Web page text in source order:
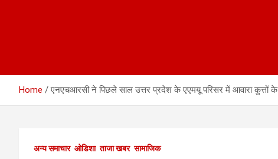
Home एनएचआरसी ने पिछले साल उत्तर प्रदेश के एएमयू परिसर में आवारा कुत्तों के
अन्य समाचार ओडिशा ताजा खबर सामाजिक